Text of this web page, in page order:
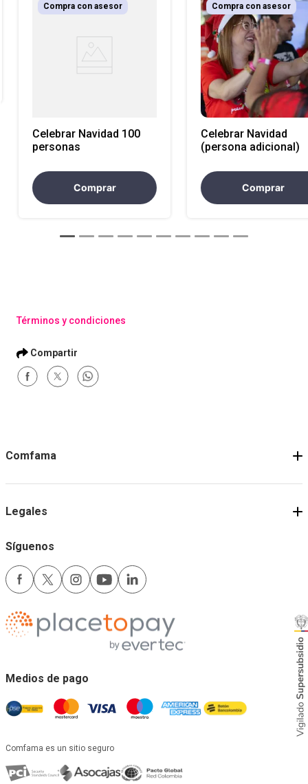
Celebrar Navidad 100
personas
Comprar
Compra con asesor
Celebrar Navidad
(persona adicional)
Comprar
Compra con asesor
Términos y condiciones
Comfama
Legales
Síguenos
Medios de pago
Comfama es un sitio seguro